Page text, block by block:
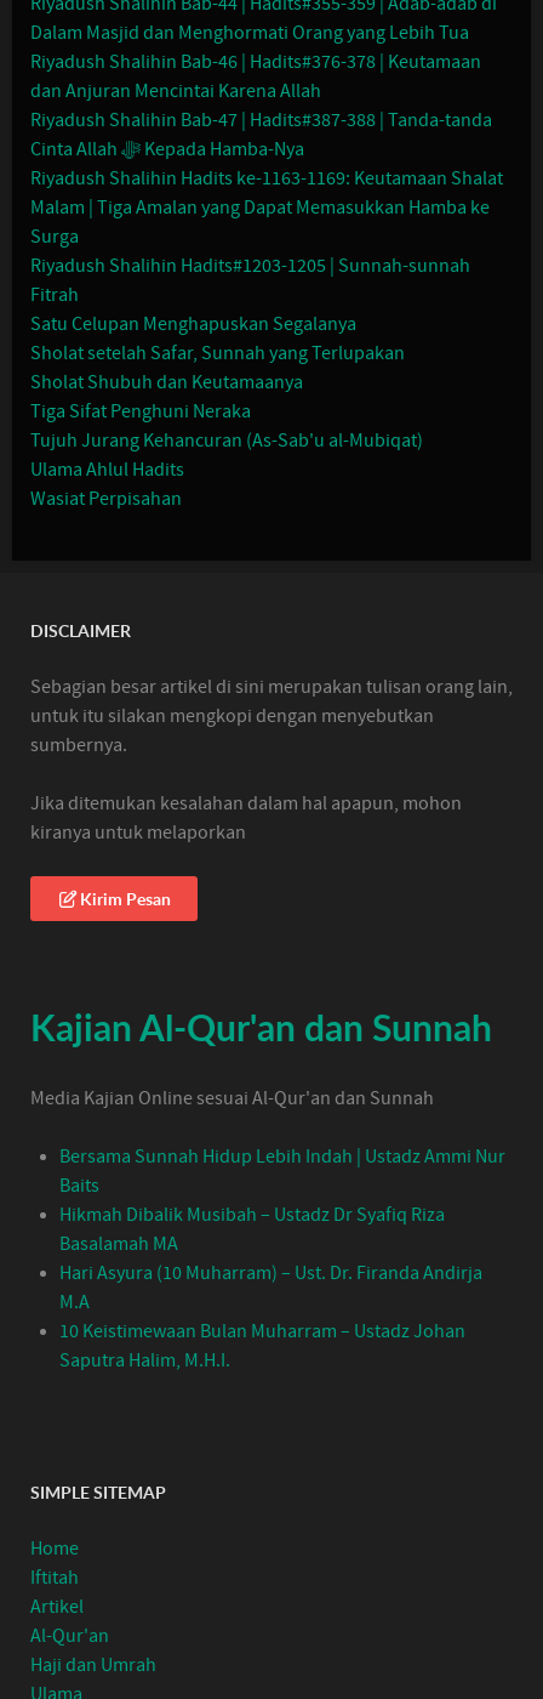
Dalam Masjid dan Menghormati Orang yang Lebih Tua
Riyadush Shalihin Bab-46 | Hadits#376-378 | Keutamaan
dan Anjuran Mencintai Karena Allah
Riyadush Shalihin Bab-47 | Hadits#387-388 | Tanda-tanda
Cinta Allah ﷻ Kepada Hamba-Nya
Riyadush Shalihin Hadits ke-1163-1169: Keutamaan Shalat
Malam | Tiga Amalan yang Dapat Memasukkan Hamba ke
Surga
Riyadush Shalihin Hadits#1203-1205 | Sunnah-sunnah
Fitrah
Satu Celupan Menghapuskan Segalanya
Sholat setelah Safar, Sunnah yang Terlupakan
Sholat Shubuh dan Keutamaanya
Tiga Sifat Penghuni Neraka
Tujuh Jurang Kehancuran (As-Sab'u al-Mubiqat)
Ulama Ahlul Hadits
Wasiat Perpisahan
DISCLAIMER
Sebagian besar artikel di sini merupakan tulisan orang lain,
untuk itu silakan mengkopi dengan menyebutkan
sumbernya.
Jika ditemukan kesalahan dalam hal apapun, mohon
kiranya untuk melaporkan
Kirim Pesan
Kajian Al-Qur'an dan Sunnah
Media Kajian Online sesuai Al-Qur'an dan Sunnah
Bersama Sunnah Hidup Lebih Indah | Ustadz Ammi Nur
Baits
Hikmah Dibalik Musibah – Ustadz Dr Syafiq Riza
Basalamah MA
Hari Asyura (10 Muharram) – Ust. Dr. Firanda Andirja
M.A
10 Keistimewaan Bulan Muharram – Ustadz Johan
Saputra Halim, M.H.I.
SIMPLE SITEMAP
Home
Iftitah
Artikel
Al-Qur'an
Haji dan Umrah
Ulama